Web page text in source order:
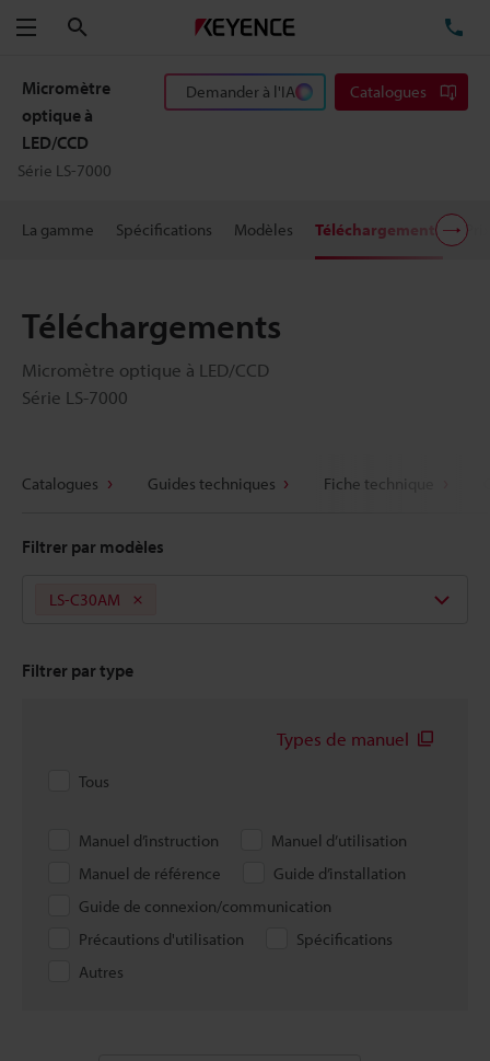
Menu
Micromètre
optique à
LED/CCD
Série LS-7000
Demander à l'IA Catalogues
La gamme Spécifications Modèles Téléchargements Prix
Téléchargements
Micromètre optique à LED/CCD
Série LS-7000
Catalogues Guides techniques Fiche technique
Filtrer par modèles
LS-C30AM
Filtrer par type
Types de manuel
Tous
Manuel d’instruction
Manuel d’utilisation
Manuel de référence
Guide d’installation
Guide de connexion/communication
Précautions d'utilisation
Spécifications
Autres